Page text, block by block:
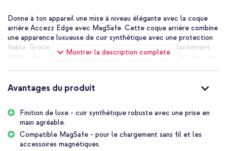
Montrer la description complète
Donne à ton appareil une mise à niveau élégante avec la coque
arrière Accezz Edge avec MagSafe. Cette coque arrière combine
une apparence luxueuse de cuir synthétique avec une protection
fiable. Grâce à l'anneau magnétique intégré, tu peux facilement
utiliser des accessoires MagSafe et la charge sans fil est prise en
Les avantages de la coque arrière
Accezz Edge avec MagSafe
Anneau magnétique intégré puissant : adapté pour la charge
sans fil et les accessoires magnétiques
Avantages du produit
Finition de luxe - cuir synthétique robuste avec une prise en
main agréable.
Compatible MagSafe - pour le chargement sans fil et les
accessoires magnétiques.